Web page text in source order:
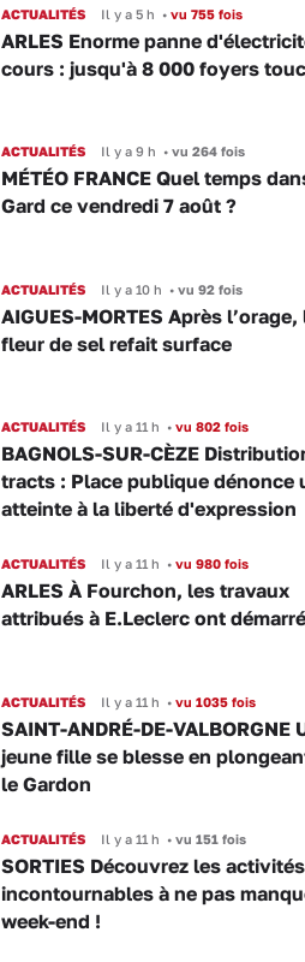
ACTUALITÉS Il y a 5 h •vu 755 fois
ARLES Enorme panne
cours : jusqu'à 8 000 foyers
ACTUALITÉS Il y a 9 h •vu 264 fois
MÉTÉO FRANCE Quel temps
Gard ce vendredi 7 août ?
ACTUALITÉS Il y a 10 h •vu 92 fois
AIGUES-MORTES Après l’orage,
fleur de sel refait surface
ACTUALITÉS Il y a 11 h •vu 802 fois
BAGNOLS-SUR-CÈZE
tracts : Place publique dénonce
atteinte à la liberté d'expression
ACTUALITÉS Il y a 11 h •vu 980 fois
ARLES À Fourchon, les travaux
attribués à E.Leclerc ont démarré
ACTUALITÉS Il y a 11 h •vu 1035 fois
SAINT-ANDRÉ-DE-VALBORGNE
jeune fille se blesse en
le Gardon
ACTUALITÉS Il y a 11 h •vu 151 fois
SORTIES Découvrez les activités
incontournables à ne pas
week-end !